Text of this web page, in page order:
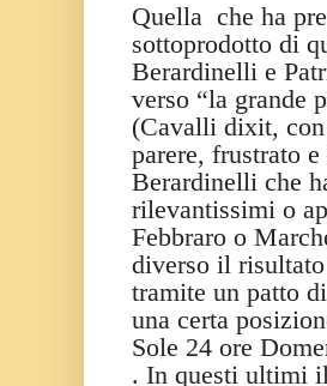
Quella che ha
sottoprodotto di
Berardinelli e
verso “la grande
(Cavalli dixit,
parere, frustrato
Berardinelli che
rilevantissimi o
Febbraro o
diverso il
tramite un patto
una certa
Sole 24 ore
. In questi ultimi